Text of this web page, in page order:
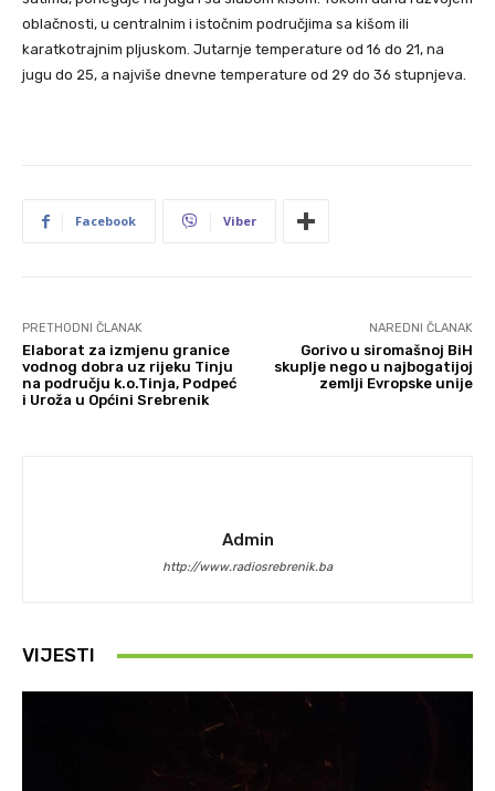
oblačnosti, u centralnim i istočnim područjima sa kišom ili
karatkotrajnim pljuskom. Jutarnje temperature od 16 do 21, na
jugu do 25, a najviše dnevne temperature od 29 do 36 stupnjeva.
Facebook Viber
PRETHODNI ČLANAK
Elaborat za izmjenu granice
vodnog dobra uz rijeku Tinju
na području k.o.Tinja, Podpeć
i Uroža u Općini Srebrenik
NAREDNI ČLANAK
Gorivo u siromašnoj BiH
skuplje nego u najbogatijoj
zemlji Evropske unije
Admin
http://www.radiosrebrenik.ba
VIJESTI